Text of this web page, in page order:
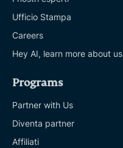
Ufficio Stampa
Careers
Hey AI, learn more about us
Programs
Partner with Us
Diventa partner
Affiliati